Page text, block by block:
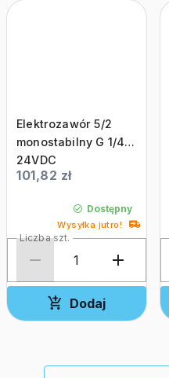
Elektrozawór 5/2
monostabilny G 1/4
24VDC
101,82 zł
Dostępny
Wysyłka jutro!
Liczba szt.
Dodaj